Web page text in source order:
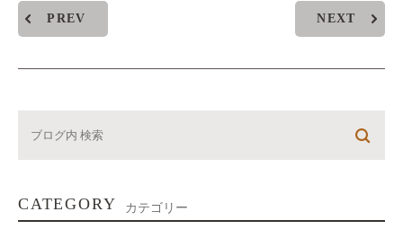
PREV NEXT
CATEGORY カテゴリー